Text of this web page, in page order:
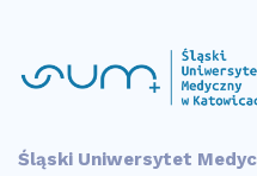
Śląski Uniwersytet